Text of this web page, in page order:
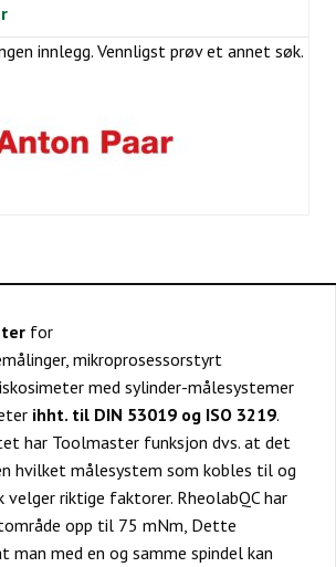
innlegg. Vennligst prøv et annet søk.
for
mikroprosessorstyrt
med sylinder-målesystemer
ihht. til DIN 53019 og ISO 3219.
har Toolmaster funksjon dvs. at det
hvilket målesystem som kobles til og
riktige faktorer. RheolabQC har
opp til 75 mNm, Dette
man med en og samme spindel kan